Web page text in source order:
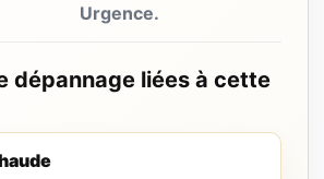
Urgence.
dépannage liées à cette